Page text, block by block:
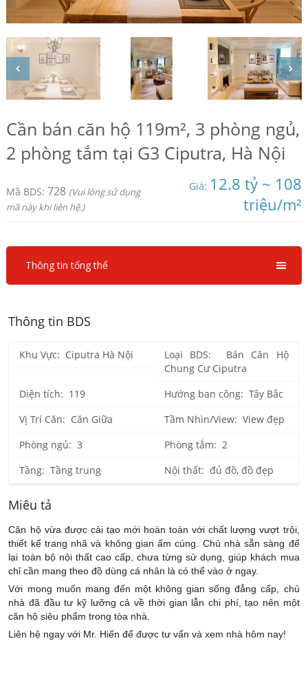
Cần bán căn hộ 119m², 3 phòng ngủ,
2 phòng tắm tại G3 Ciputra, Hà Nội
Mã BDS: 728 (Vui lòng sử dụng
mã này khi liên hệ.)
Giá: 12.8 tỷ ~ 108
triệu/m²
Thông tin tổng thể
Thông tin BDS
Khu Vực: Ciputra Hà Nội
Loại BDS: Bán Căn Hộ
Chung Cư Ciputra
Diện tích: 119
Hướng ban công: Tây Bắc
Vị Trí Căn: Căn Giữa
Tầm Nhìn/View: View đẹp
Phòng ngủ: 3
Phòng tắm: 2
Tầng: Tầng trung
Nội thất: đủ đồ, đồ đẹp
Miêu tả
Căn hộ vừa được cải tạo mới hoàn toàn với chất lượng vượt trội,
thiết kế trang nhã và không gian ấm cúng. Chủ nhà sẵn sàng để
lại toàn bộ nội thất cao cấp, chưa từng sử dụng, giúp khách mua
chỉ cần mang theo đồ dùng cá nhân là có thể vào ở ngay.
Với mong muốn mang đến một không gian sống đẳng cấp, chủ
nhà đã đầu tư kỹ lưỡng cả về thời gian lẫn chi phí, tạo nên một
căn hộ siêu phẩm trong tòa nhà.
Liên hệ ngay với Mr. Hiến để được tư vấn và xem nhà hôm nay!